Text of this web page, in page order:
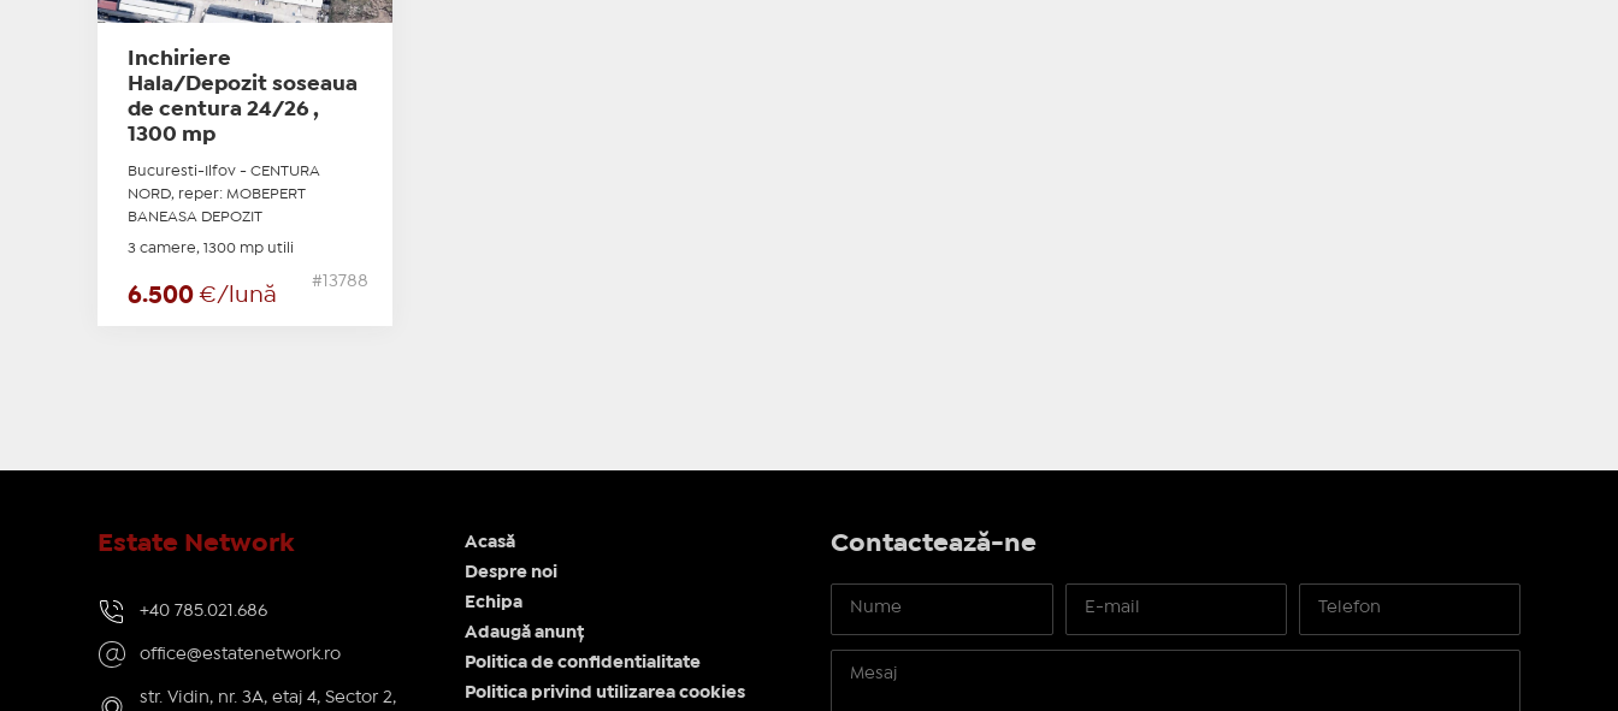
Inchiriere
Hala/Depozit soseaua
de centura 24/26 ,
1300 mp
Bucuresti-Ilfov - CENTURA
NORD, reper: MOBEPERT
BANEASA DEPOZIT
3 camere, 1300 mp utili
6.500 €/lună
#13788
Estate Network
+40 785.021.686
office@estatenetwork.ro
str. Vidin, nr. 3A, etaj 4, Sector 2,
Acasă
Despre noi
Echipa
Adaugă anunț
Politica de confidentialitate
Politica privind utilizarea cookies
Contactează-ne